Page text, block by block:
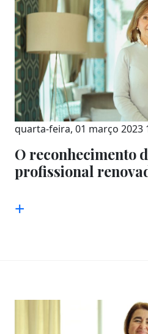
quarta-feira, 01 março 2023
O reconhecimento
profissional
+